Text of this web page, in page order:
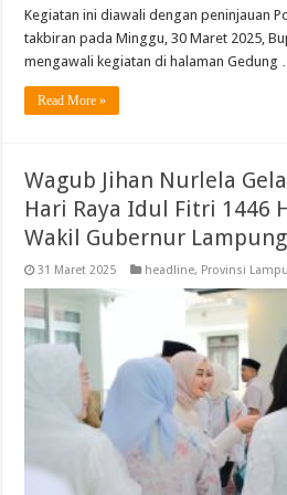
Kegiatan ini diawali dengan peninjauan
takbiran pada Minggu, 30 Maret 2025,
mengawali kegiatan di halaman Gedung …
Read More »
Wagub Jihan Nurlela
Hari Raya Idul Fitri 1446
Wakil Gubernur Lampung
31 Maret 2025 headline, Provinsi